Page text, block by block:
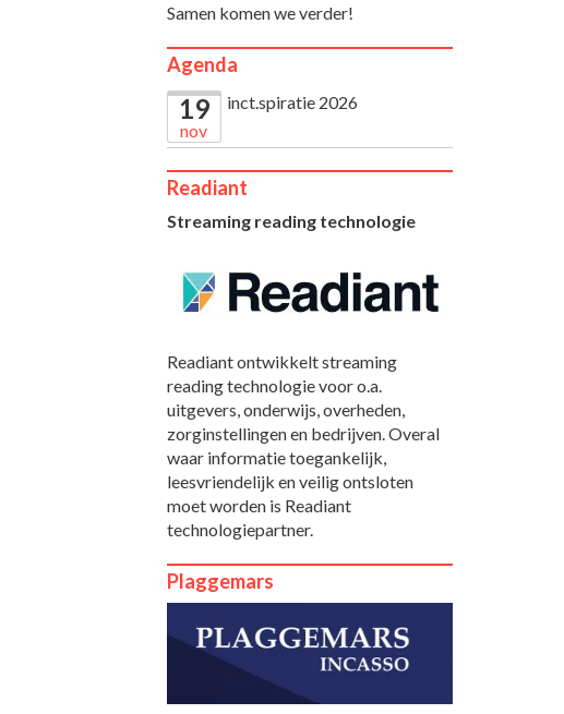
Samen komen we verder!
Agenda
19
nov
inct.spiratie 2026
Readiant
Streaming reading technologie
Readiant ontwikkelt streaming
reading technologie voor o.a.
uitgevers, onderwijs, overheden,
zorginstellingen en bedrijven. Overal
waar informatie toegankelijk,
leesvriendelijk en veilig ontsloten
moet worden is Readiant
technologiepartner.
Plaggemars